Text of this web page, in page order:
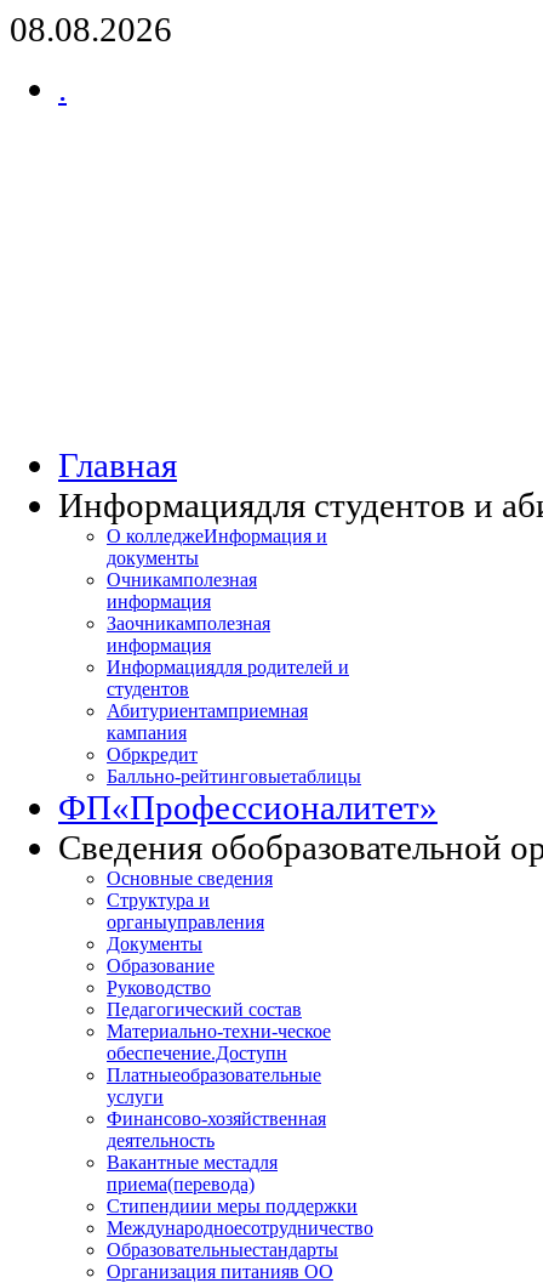
08.08.2026
.
Главная
Информациядля студентов и
О колледжеИнформация и
документы
Очникамполезная
информация
Заочникамполезная
информация
Информациядля родителей и
студентов
Абитуриентамприемная
кампания
Обркредит
Балльно-рейтинговыетаблицы
ФП«Профессионалитет»
Сведения обобразовательной
Основные сведения
Структура и
органыуправления
Документы
Образование
Руководство
Педагогический состав
Материально-техни-ческое
обеспечение.Доступн
Платныеобразовательные
услуги
Финансово-хозяйственная
деятельность
Вакантные местадля
приема(перевода)
Стипендиии меры поддержки
Международноесотрудничество
Образовательныестандарты
Организация питанияв ОО